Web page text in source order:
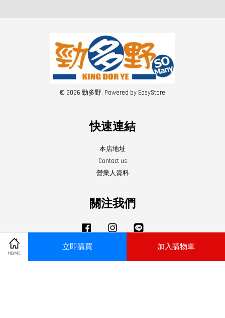
HOME
立即購買 加入購物車
© 2026 勁多野. Powered by EasyStore
快速連結
本店地址
Contact us
營業人資料
關注我們
Facebook Instagram
營業時間:每週一至週日:中午12點～晚上09點